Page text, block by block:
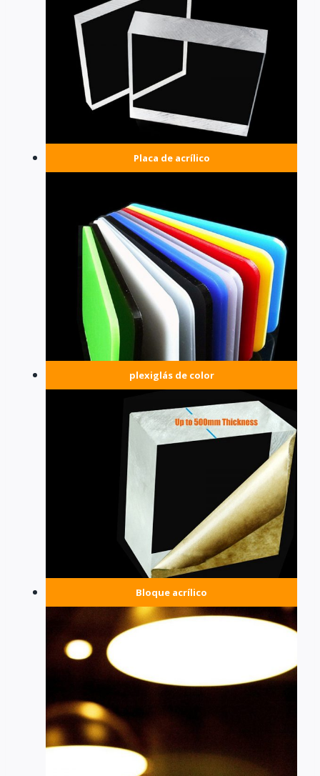
Placa de acrílico
plexiglás de color
Bloque acrílico